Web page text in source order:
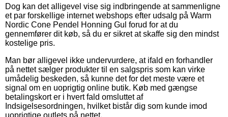
Dog kan det alligevel vise sig indbringende at sammenligne
et par forskellige internet webshops efter udsalg på Warm
Nordic Cone Pendel Honning Gul forud for at du
gennemfører dit køb, så du er sikret at skaffe sig den mindst
kostelige pris.
Man bør alligevel ikke undervurdere, at ifald en forhandler
på nettet sælger produkter til en salgspris som kan virke
umådelig beskeden, så kunne det for det meste være et
signal om en uoprigtig online butik. Køb med gængse
betalingskort er i hvert fald omsluttet af
Indsigelsesordningen, hvilket bistår dig som kunde imod
uoprigtige outlets på nettet.